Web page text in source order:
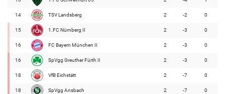
14 TSV Landsberg 2 -2 0
15 1.FC Nürnberg II 2 -3 0
16 FC Bayern München II 2 -3 0
16 SpVgg Greuther Fürth II 2 -3 0
18 VfB Eichstätt 2 -7 0
18 SpVgg Ansbach 2 -7 0